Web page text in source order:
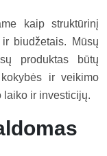
kaip struktūrinį
biudžetais. Mūsų
produktas būtų
ir veikimo
laiko ir investicijų.